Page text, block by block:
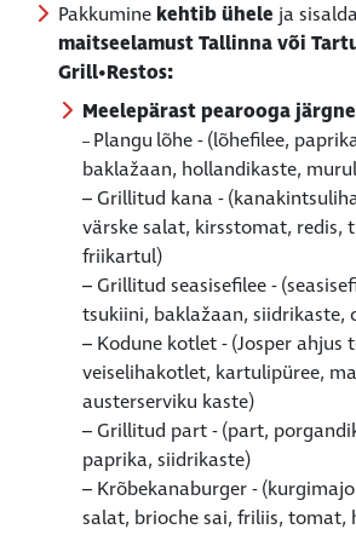
Pakkuminekehtib ühele ja
maitseelamust Tallinna või
Grill•Restos:
Meelepärast pearooga
– Plangu lõhe - (lõhefilee,
baklažaan, hollandikaste,
– Grillitud kana -
värske salat, kirsstomat, redis,
friikartul)
– Grillitud seasisefilee -
tsukiini, baklažaan, siidrikaste,
– Kodune kotlet - (Josper ahjus
veiselihakotlet, kartulipüree,
austerserviku kaste)
– Grillitud part - (part,
paprika, siidrikaste)
– Krõbekanaburger -
salat, brioche sai, friliis,